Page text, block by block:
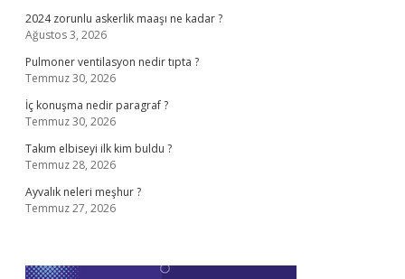
2024 zorunlu askerlik maaşı ne kadar ?
Ağustos 3, 2026
Pulmoner ventilasyon nedir tıpta ?
Temmuz 30, 2026
İç konuşma nedir paragraf ?
Temmuz 30, 2026
Takım elbiseyi ilk kim buldu ?
Temmuz 28, 2026
Ayvalık neleri meşhur ?
Temmuz 27, 2026